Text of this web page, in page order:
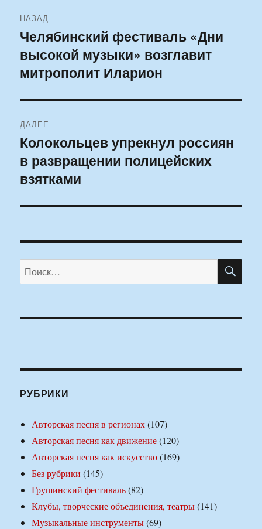
по
записям
НАЗАД
Предыдущая
запись:
Челябинский фестиваль «Дни
высокой музыки» возглавит
митрополит Иларион
ДАЛЕЕ
Следующая
запись:
Колокольцев упрекнул россиян
в развращении полицейских
взятками
Искать:
РУБРИКИ
Авторская песня в регионах(107)
Авторская песня как движение(120)
Авторская песня как искусство(169)
Без рубрики (145)
Грушинский фестиваль(82)
Клубы, творческие объединения, театры(141)
Музыкальные инструменты(69)